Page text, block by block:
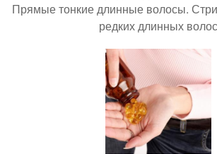
Прямые тонкие длинные волосы.
редких длинных волос